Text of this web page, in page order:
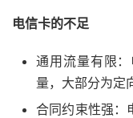
电信卡的不足
通用流量有限
量，大部分为定
合同约束性强：